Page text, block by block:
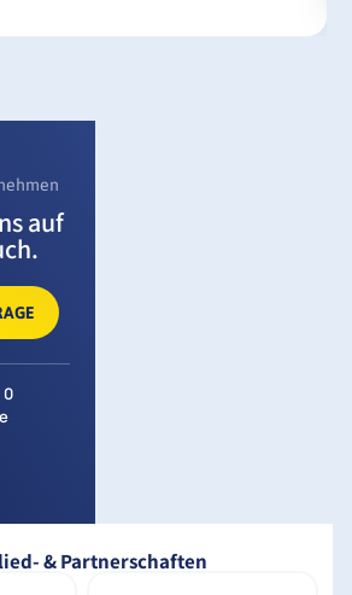
auf
0
& Partnerschaften